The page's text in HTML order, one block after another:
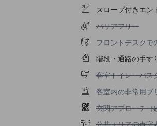
スロープ付きエン
バリアフリー不可
バリアフリー
フロントデスクでの
フロントデスクで
階段・通路の手す
客室トイレ・バスタ
客室トイレ・バス
客室内の非常用ブザ
客室内の非常用ブ
玄関アプローチ（砂
玄関アプローチ（
公共エリアの点字表